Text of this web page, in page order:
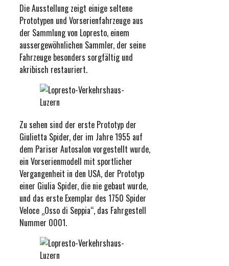
Die Ausstellung zeigt einige seltene
Prototypen und Vorserienfahrzeuge aus
der Sammlung von Lopresto, einem
aussergewöhnlichen Sammler, der seine
Fahrzeuge besonders sorgfältig und
akribisch restauriert.
Zu sehen sind der erste Prototyp der
Giulietta Spider, der im Jahre 1955 auf
dem Pariser Autosalon vorgestellt wurde,
ein Vorserienmodell mit sportlicher
Vergangenheit in den USA, der Prototyp
einer Giulia Spider, die nie gebaut wurde,
und das erste Exemplar des 1750 Spider
Veloce „Osso di Seppia“, das Fahrgestell
Nummer 0001.